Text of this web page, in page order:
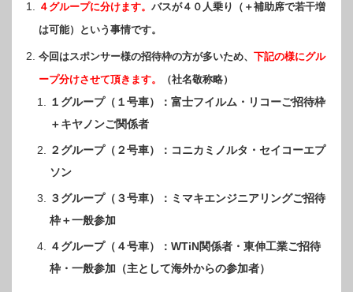
４グループに分けます。 バスが４０人乗り（＋補助席で若干増
は可能）という事情です。
今回はスポンサー様の招待枠の方が多いため、 下記の様にグル
ープ分けさせて頂きます。
（社名敬称略）
１グループ（１号車）：富士フイルム・リコーご招待枠
＋キヤノンご関係者
２グループ（２号車）：コニカミノルタ・セイコーエプ
ソン
３グループ（３号車）：ミマキエンジニアリングご招待
枠＋一般参加
４グループ（４号車）：WTiN関係者・東伸工業ご招待
枠・一般参加（主として海外からの参加者）